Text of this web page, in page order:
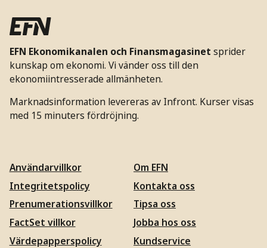
EFN Ekonomikanalen och Finansmagasinet sprider
kunskap om ekonomi. Vi vänder oss till den
ekonomiintresserade allmänheten.
Marknadsinformation levereras av Infront. Kurser visas
med 15 minuters fördröjning.
Användarvillkor
Integritetspolicy
Prenumerationsvillkor
FactSet villkor
Värdepapperspolicy
Om EFN
Kontakta oss
Tipsa oss
Jobba hos oss
Kundservice